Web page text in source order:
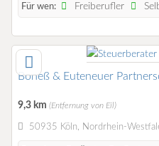
Für wen: Freiberufler
Boneß & Euteneuer
9,3 km (Entfernung von Eil)
50935 Köln, Nordrhein-